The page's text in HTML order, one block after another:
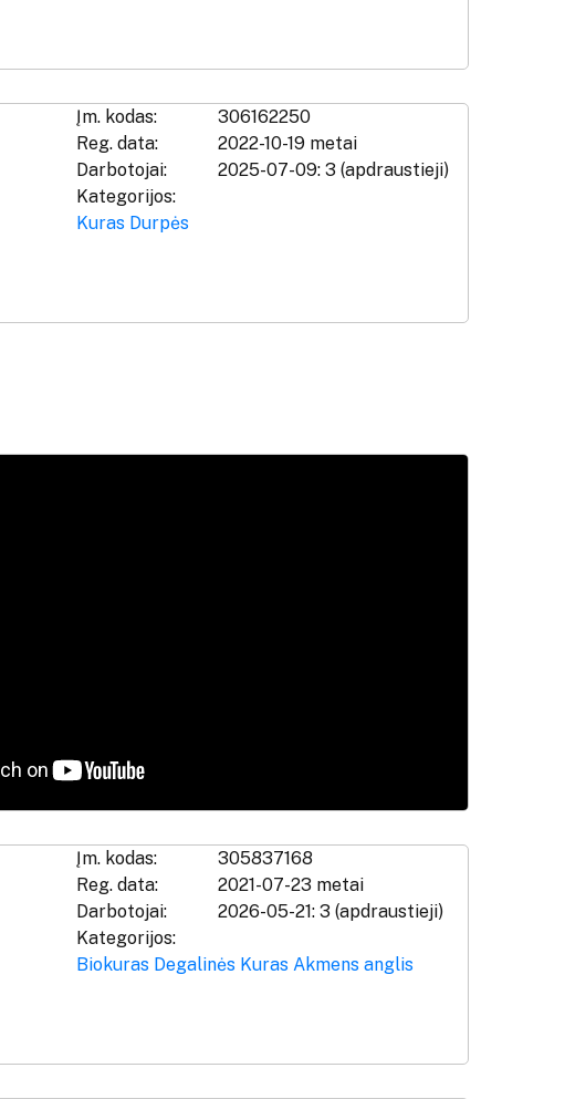
Įm. kodas:
306162250
Reg. data:
2022-10-19 metai
Darbotojai:
2025-07-09: 3 (apdraustieji)
Kategorijos:
Kuras Durpės
Įm. kodas:
305837168
Reg. data:
2021-07-23 metai
Darbotojai:
2026-05-21: 3 (apdraustieji)
Kategorijos:
Biokuras Degalinės Kuras Akmens anglis